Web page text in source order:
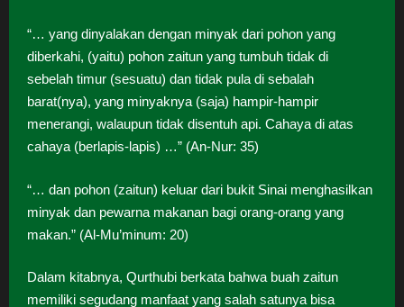
“… yang dinyalakan dengan minyak dari pohon yang
diberkahi, (yaitu) pohon zaitun yang tumbuh tidak di
sebelah timur (sesuatu) dan tidak pula di sebalah
barat(nya), yang minyaknya (saja) hampir-hampir
menerangi, walaupun tidak disentuh api. Cahaya di atas
cahaya (berlapis-lapis) …” (An-Nur: 35)
“… dan pohon (zaitun) keluar dari bukit Sinai menghasilkan
minyak dan pewarna makanan bagi orang-orang yang
makan.” (Al-Mu’minum: 20)
Dalam kitabnya, Qurthubi berkata bahwa buah zaitun
memiliki segudang manfaat yang salah satunya bisa